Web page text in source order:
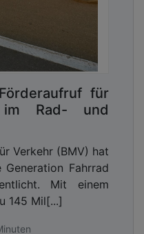
für
im Rad- und
Verkehr (BMV) hat
Generation Fahrrad
Mit einem
145 Mil[...]